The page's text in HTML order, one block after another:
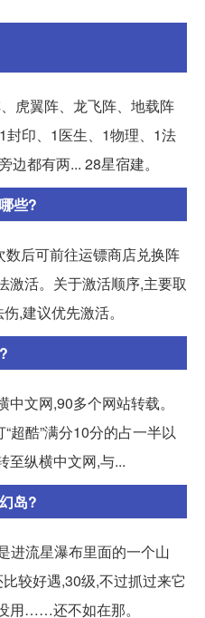
虎翼阵、龙飞阵、地载阵
封印、1医生、1物理、1法
都有两... 28星宿建。
些?
后可前往运镖商店兑换阵
激活。关于激活顺序,主要取
,建议优先激活。
文网,90多个网站转载。
酷”满分10分的占一半以
至纵横中文网,与...
岛?
进流星瀑布里面的一个山
较好遇,30级,不过抓过来它
用……还不如在那。